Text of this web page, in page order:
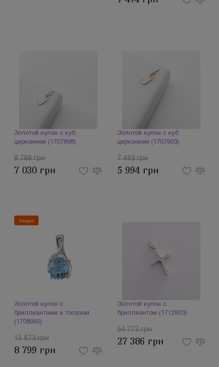
Золотой кулон с куб.
цирконием (1707898)
8 788 грн
7 030 грн
Золотой кулон с куб.
цирконием (1707903)
7 493 грн
5 994 грн
Акция
Золотой кулон с
бриллиантами и топазом
(1708965)
15 673 грн
8 799 грн
Золотой кулон с
бриллиантом (1712903)
54 772 грн
27 386 грн